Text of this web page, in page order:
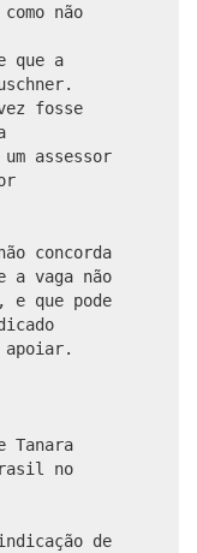
não
que a
fosse
assessor
concorda
a vaga não
que pode
apoiar.
Tanara
no
de